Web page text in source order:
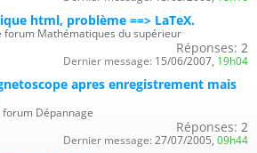
html, problème ==> LaTeX.
forum Mathématiques du supérieur
Réponses: 2
Dernier message: 15/06/2007, 19h04
apres enregistrement mais
Dépannage
Réponses: 2
Dernier message: 27/07/2005, 09h44